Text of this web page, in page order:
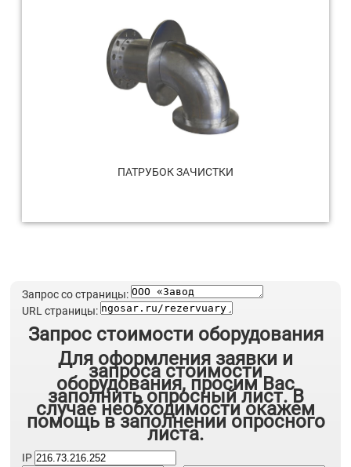
ПАТРУБОК ЗАЧИСТКИ
Запрос со страницы:
URL страницы:
Запрос стоимости оборудования
Для оформления заявки и
запроса стоимости
оборудования, просим Вас
заполнить опросный лист. В
случае необходимости окажем
помощь в заполнении опросного
листа.
IP